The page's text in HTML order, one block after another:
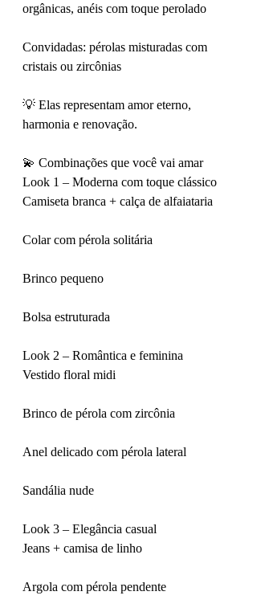
orgânicas, anéis com toque perolado
Convidadas: pérolas misturadas com
cristais ou zircônias
💡 Elas representam amor eterno,
harmonia e renovação.
💫 Combinações que você vai amar
Look 1 – Moderna com toque clássico
Camiseta branca + calça de alfaiataria
Colar com pérola solitária
Brinco pequeno
Bolsa estruturada
Look 2 – Romântica e feminina
Vestido floral midi
Brinco de pérola com zircônia
Anel delicado com pérola lateral
Sandália nude
Look 3 – Elegância casual
Jeans + camisa de linho
Argola com pérola pendente